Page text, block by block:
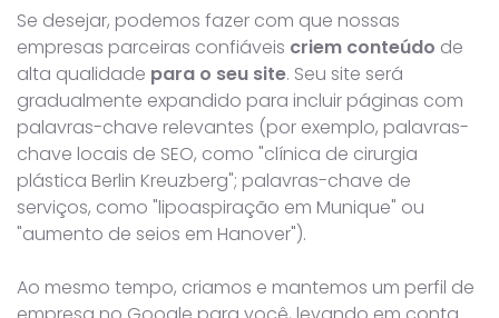
Se desejar, podemos fazer com que nossas
empresas parceiras confiáveis criem conteúdo de
alta qualidade para o seu site. Seu site será
gradualmente expandido para incluir páginas com
palavras-chave relevantes (por exemplo, palavras-
chave locais de SEO, como "clínica de cirurgia
plástica Berlin Kreuzberg"; palavras-chave de
serviços, como "lipoaspiração em Munique" ou
"aumento de seios em Hanover").
Ao mesmo tempo, criamos e mantemos um perfil de